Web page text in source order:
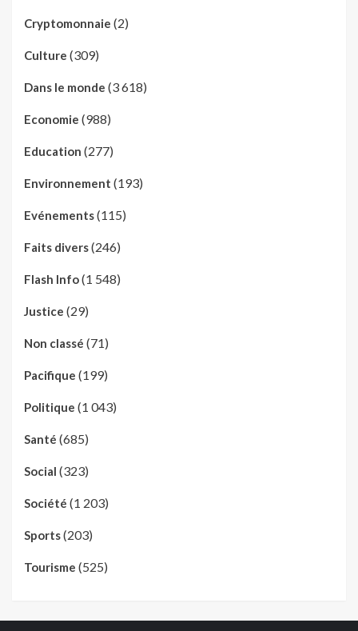
Cryptomonnaie (2)
Culture (309)
Dans le monde (3 618)
Economie (988)
Education (277)
Environnement (193)
Evénements(115)
Faits divers(246)
Flash Info(1 548)
Justice (29)
Non classé (71)
Pacifique (199)
Politique (1 043)
Santé (685)
Social (323)
Société (1 203)
Sports(203)
Tourisme (525)